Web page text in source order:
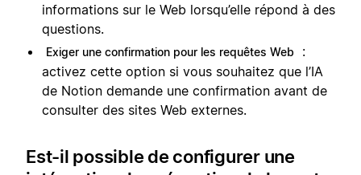
informations sur le Web lorsqu’elle répond à des
questions.
Exiger une confirmation pour les requêtes Web
:
activez cette option si vous souhaitez que l’IA
de Notion demande une confirmation avant de
consulter des sites Web externes.
Est-il possible de configurer une